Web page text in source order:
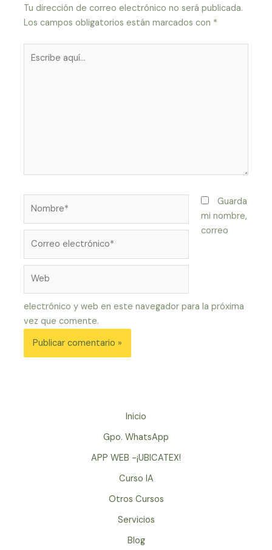
Tu dirección de correo electrónico no será publicada.
Los campos obligatorios están marcados con *
aquí...
electrónico*
Guarda
mi nombre,
correo
electrónico y web en este navegador para la próxima
vez que comente.
Inicio
Gpo. WhatsApp
APP WEB -¡UBICATEX!
Curso IA
Otros Cursos
Servicios
Blog